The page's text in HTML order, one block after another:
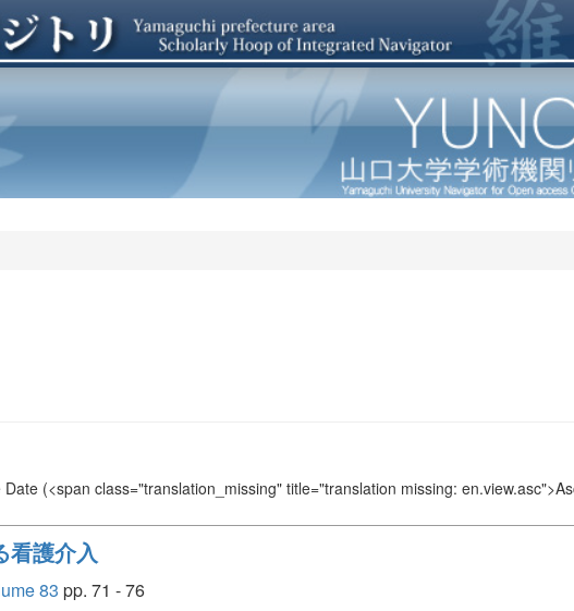
Date (<span class="translation_missing" title="translation missing:
看護介入
83 pp. 71 - 76